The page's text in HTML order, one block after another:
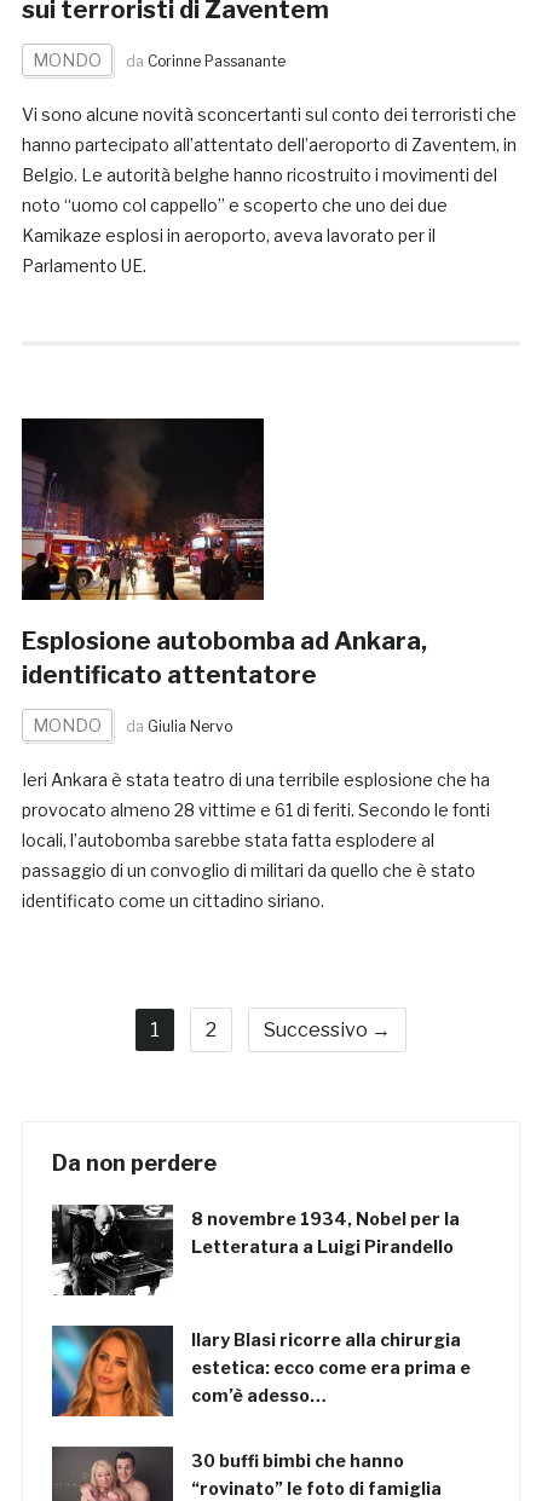
sui terroristi di Zaventem
MONDO da Corinne Passanante
Vi sono alcune novità sconcertanti sul conto dei terroristi che
hanno partecipato all’attentato dell’aeroporto di Zaventem, in
Belgio. Le autorità belghe hanno ricostruito i movimenti del
noto “uomo col cappello” e scoperto che uno dei due
Kamikaze esplosi in aeroporto, aveva lavorato per il
Parlamento UE.
Esplosione autobomba ad Ankara,
identificato attentatore
MONDO da Giulia Nervo
Ieri Ankara è stata teatro di una terribile esplosione che ha
provocato almeno 28 vittime e 61 di feriti. Secondo le fonti
locali, l’autobomba sarebbe stata fatta esplodere al
passaggio di un convoglio di militari da quello che è stato
identificato come un cittadino siriano.
1 2 Successivo →
Da non perdere
8 novembre 1934, Nobel per la
Letteratura a Luigi Pirandello
Ilary Blasi ricorre alla chirurgia
estetica: ecco come era prima e
com’è adesso…
30 buffi bimbi che hanno
“rovinato” le foto di famiglia